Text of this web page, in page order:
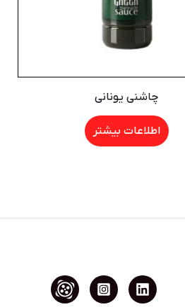
چاشنی یونانی
اطلاعات بیشتر